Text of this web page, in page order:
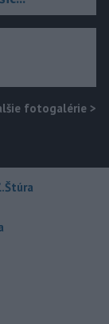
fotogalérie >